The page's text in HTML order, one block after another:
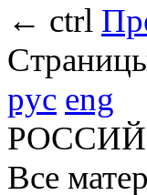
← ctrl
рус eng
Все